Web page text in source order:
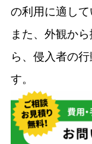
の利用に適して
また、外観か
ら、侵入者の
す。